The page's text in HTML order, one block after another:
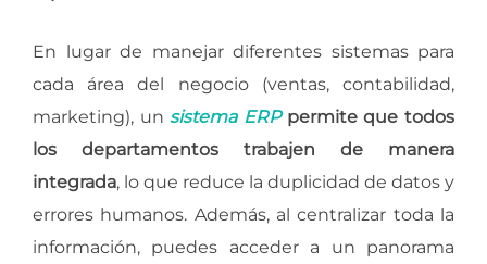
En lugar de manejar diferentes sistemas para
cada área del negocio (ventas, contabilidad,
marketing), unsistema ERP permite que todos
los departamentos trabajen de manera
integrada, lo que reduce la duplicidad de datos y
errores humanos. Además, al centralizar toda la
información, puedes acceder a un panorama